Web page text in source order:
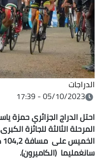
الدراجات
05/10/2023 - 17:39
احتل الدراج الجزائري حمزة
المرحلة الثالثة للجائزة
سانغمليما (الكاميرون).